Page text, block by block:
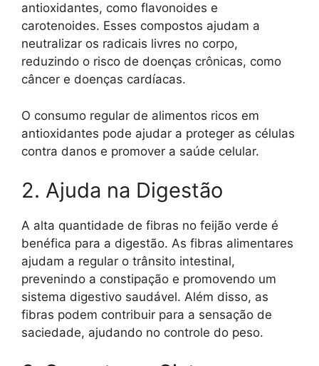
antioxidantes, como flavonoides e
carotenoides. Esses compostos ajudam a
neutralizar os radicais livres no corpo,
reduzindo o risco de doenças crônicas, como
câncer e doenças cardíacas.
O consumo regular de alimentos ricos em
antioxidantes pode ajudar a proteger as células
contra danos e promover a saúde celular.
2. Ajuda na Digestão
A alta quantidade de fibras no feijão verde é
benéfica para a digestão. As fibras alimentares
ajudam a regular o trânsito intestinal,
prevenindo a constipação e promovendo um
sistema digestivo saudável. Além disso, as
fibras podem contribuir para a sensação de
saciedade, ajudando no controle do peso.